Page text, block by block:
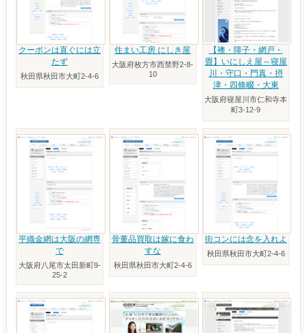
クーポンは直ぐには立
たず
秋田県秋田市大町2-4-6
住まい工房 にしき屋
大阪府枚方市西禁野2-8-
10
【襖・障子・網戸・
畳】いにしえ屋～寝屋
川・守口・門真・摂
津・四條畷・大東
大阪府寝屋川市仁和寺本
町3-12-9
平織金網は大阪の網専
で
大阪府八尾市太田新町9-
25-2
骨董品買取は嫁に食わ
すな
秋田県秋田市大町2-4-6
街コンには念を入れよ
秋田県秋田市大町2-4-6